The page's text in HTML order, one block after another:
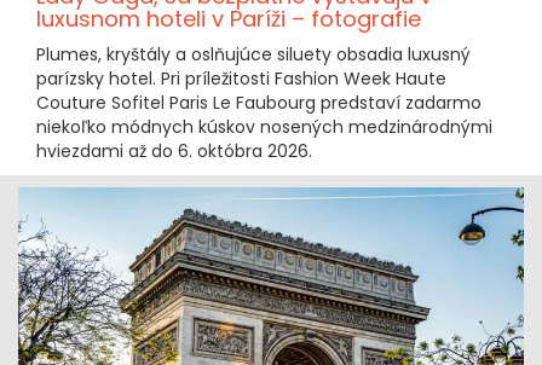
luxusnom hoteli v Paríži – fotografie
Plumes, kryštály a oslňujúce siluety obsadia luxusný
parízsky hotel. Pri príležitosti Fashion Week Haute
Couture Sofitel Paris Le Faubourg predstaví zadarmo
niekoľko módnych kúskov nosených medzinárodnými
hviezdami až do 6. októbra 2026.